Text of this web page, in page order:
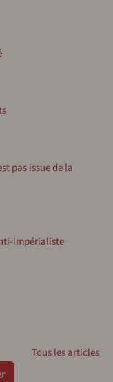
pas issue de la
impérialiste
Tous les articles